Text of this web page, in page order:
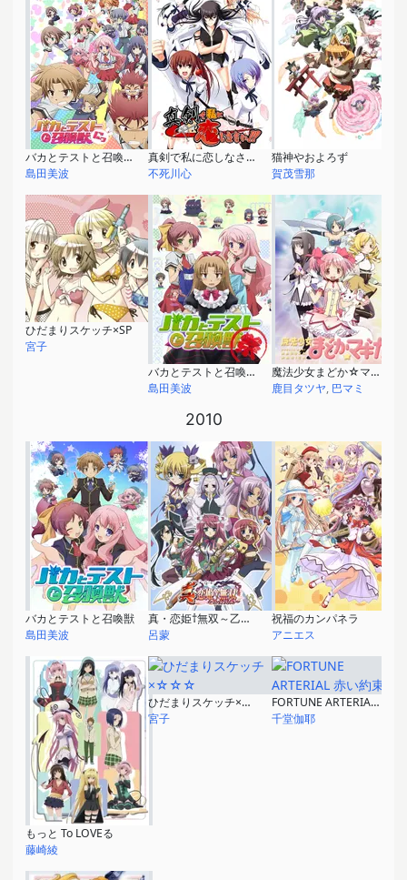
バカとテストと召喚獣にっ！
島田美波
真剣で私に恋しなさい！！
不死川心
猫神やおよろず
賀茂雪那
ひだまりスケッチ×SP
宮子
バカとテストと召喚獣 ～祭～
島田美波
魔法少女まどか☆マギカ
鹿目タツヤ, 巴マミ
2010
バカとテストと召喚獣
島田美波
真・恋姫†無双～乙女大乱～
呂蒙
祝福のカンパネラ
アニエス
もっと To LOVEる
藤崎綾
ひだまりスケッチ×☆☆☆
宮子
FORTUNE ARTERIAL 赤い約束
千堂伽耶